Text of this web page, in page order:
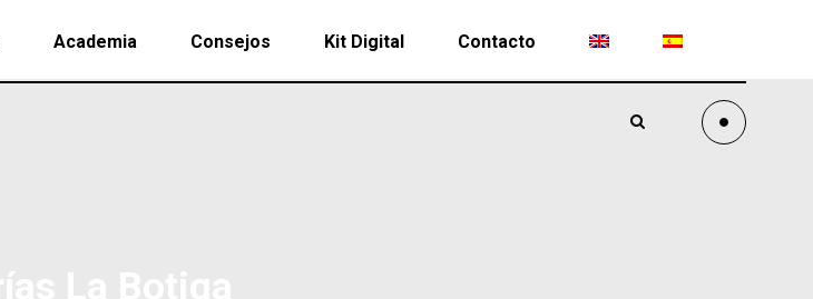
Academia Consejos Kit Digital Contacto